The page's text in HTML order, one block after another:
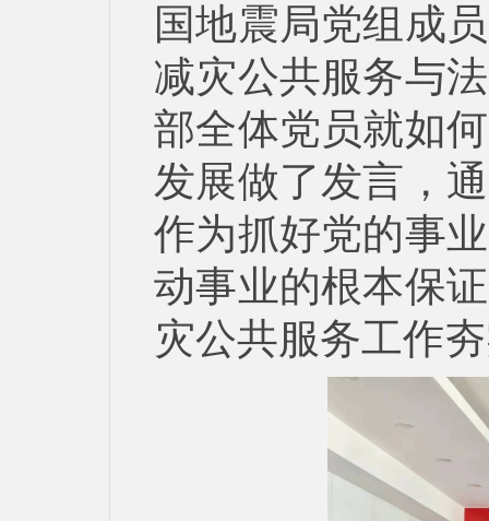
国地震局党组成
减灾公共服务与
部全体党员就如
发展做了发言，
作为抓好党的事
动事业的根本保
灾公共服务工作